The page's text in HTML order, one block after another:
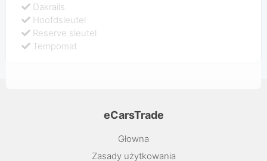
Dakrails
Hoofdsleutel
Reserve sleutel
Tempomat
eCarsTrade
Głowna
Zasady użytkowania